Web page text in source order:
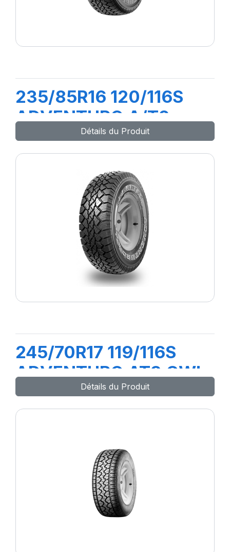
235/85R16 120/116S
ADVENTURO A/T2
Détails du Produit
245/70R17 119/116S
ADVENTURO AT3 OWL
Détails du Produit